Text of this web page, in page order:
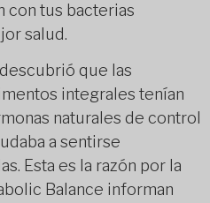
con tus bacterias
salud.
que las
integrales tenían
naturales de control
a sentirse
Esta es la razón por la
Balance informan